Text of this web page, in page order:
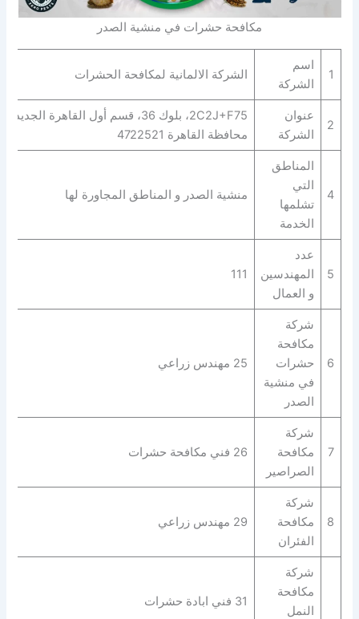
مكافحة حشرات في منشية الصدر
1
اسم
الشركة
الشركة الالمانية لمكافحة الحشرات
2
عنوان
الشركة
2C2J+F75، بلوك 36، قسم أول القاهرة الجديدة،
محافظة القاهرة‬ 4722521
4
المناطق
التي
تشلمها
الخدمة
منشية الصدر و المناطق المجاورة لها
5
عدد
المهندسين
و العمال
111
6
شركة
مكافحة
حشرات
في منشية
الصدر
25 مهندس زراعي
7
شركة
مكافحة
الصراصير
26 فني مكافحة حشرات
8
شركة
مكافحة
الفئران
29 مهندس زراعي
شركة
مكافحة
النمل
31 فني ابادة حشرات